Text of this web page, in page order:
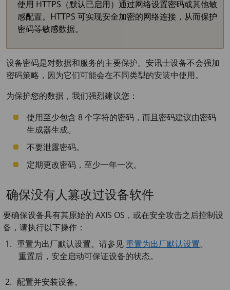
使用 HTTPS（默认已启用）通过网络设置密码或其他敏
感配置。HTTPS 可实现安全加密的网络连接，从而保护
密码等敏感数据。
设备密码是对数据和服务的主要保护。安讯士设备不会强加
密码策略，因为它们可能会在不同类型的安装中使用。
为保护您的数据，我们强烈建议您：
使用至少包含 8 个字符的密码，而且密码建议由密码
生成器生成。
不要泄露密码。
定期更改密码，至少一年一次。
确保没有人篡改过设备软件
要确保设备具有其原始的 AXIS OS，或在安全攻击之后控制设
备，请执行以下操作：
重置为出厂默认设置。请参见重置为出厂默认设置。
重置后，安全启动可保证设备的状态。
配置并安装设备。